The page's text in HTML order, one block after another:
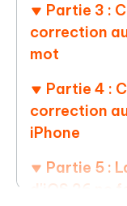
Partie 3 :
correction
mot
Partie 4 :
correction
iPhone
Partie 5 :
d'iOS 26 ne